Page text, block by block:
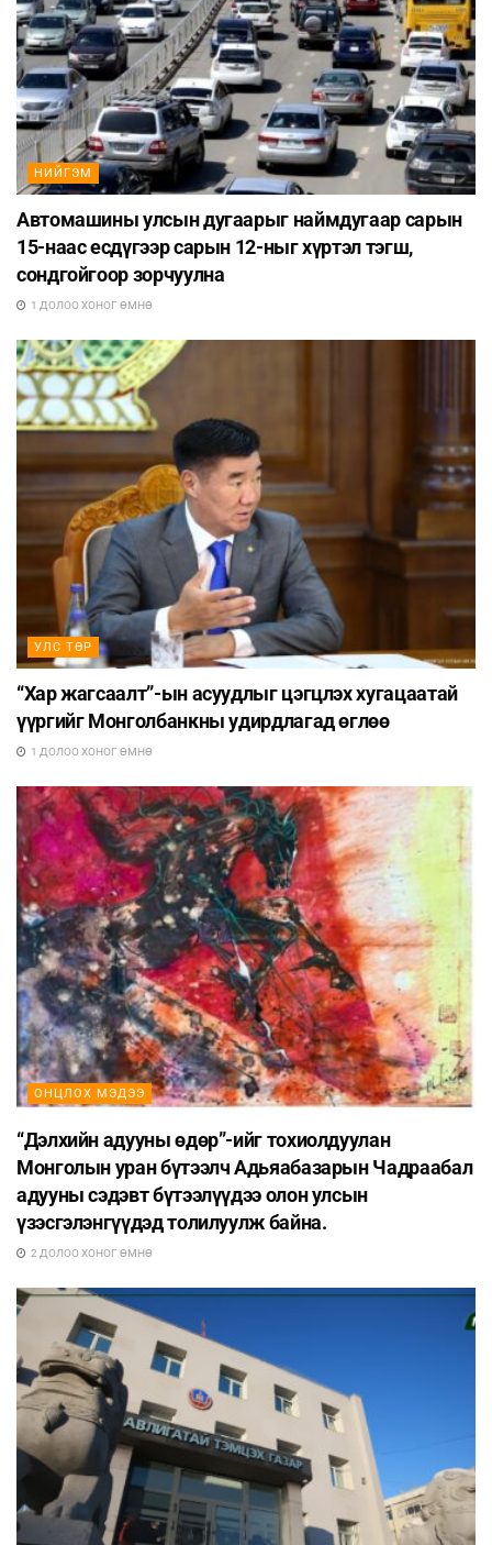
НИЙГЭМ
Автомашины улсын дугаарыг наймдугаар сарын
15-наас есдүгээр сарын 12-ныг хүртэл тэгш,
сондгойгоор зорчуулна
1 ДОЛОО ХОНОГ ӨМНӨ
УЛС ТӨР
“Хар жагсаалт”-ын асуудлыг цэгцлэх хугацаатай
үүргийг Монголбанкны удирдлагад өглөө
1 ДОЛОО ХОНОГ ӨМНӨ
ОНЦЛОХ МЭДЭЭ
“Дэлхийн адууны өдөр”-ийг тохиолдуулан
Монголын уран бүтээлч Адьяабазарын Чадраабал
адууны сэдэвт бүтээлүүдээ олон улсын
үзэсгэлэнгүүдэд толилуулж байна.
2 ДОЛОО ХОНОГ ӨМНӨ